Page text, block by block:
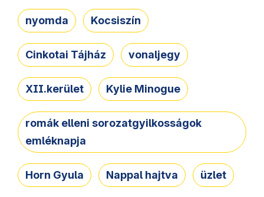
nyomda Kocsiszín
Cinkotai Tájház vonaljegy
XII.kerület Kylie Minogue
romák elleni sorozatgyilkosságok
emléknapja
Horn Gyula Nappal hajtva üzlet